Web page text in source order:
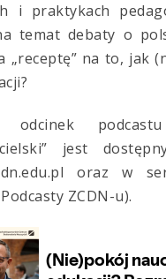
i praktykach
temat debaty o
„receptę” na to, jak
odcinek
jest
oraz w
ZCDN-u).